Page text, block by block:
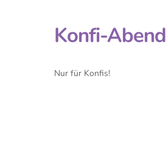
Konfi-Abend
Nur für Konfis!